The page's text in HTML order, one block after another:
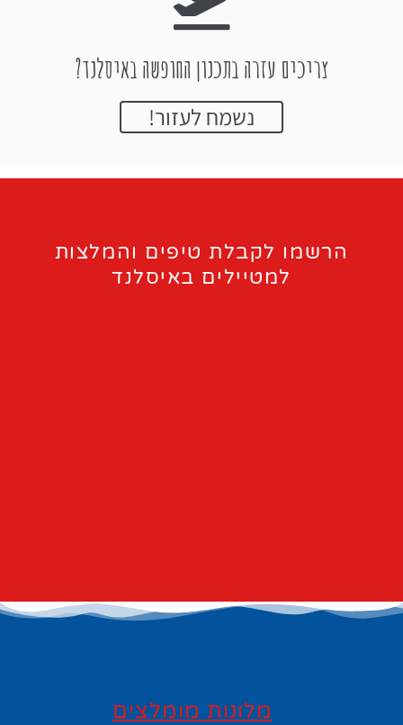
צריכים עזרה בתכנון החופשה באיסלנד?
נשמח לעזור!
הרשמו לקבלת טיפים והמלצות
למטיילים באיסלנד
מלונות מומלצים